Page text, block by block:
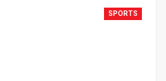
SPORTS